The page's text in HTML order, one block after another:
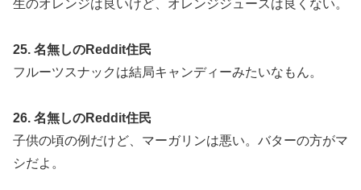
生のオレンジは良いけど、オレンジジュースは良くない。
25. 名無しのReddit住民
フルーツスナックは結局キャンディーみたいなもん。
26. 名無しのReddit住民
子供の頃の例だけど、マーガリンは悪い。バターの方がマ
シだよ。